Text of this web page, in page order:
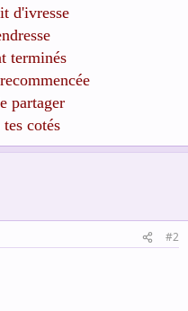
d'ivresse
terminés
partager
cotés
#2